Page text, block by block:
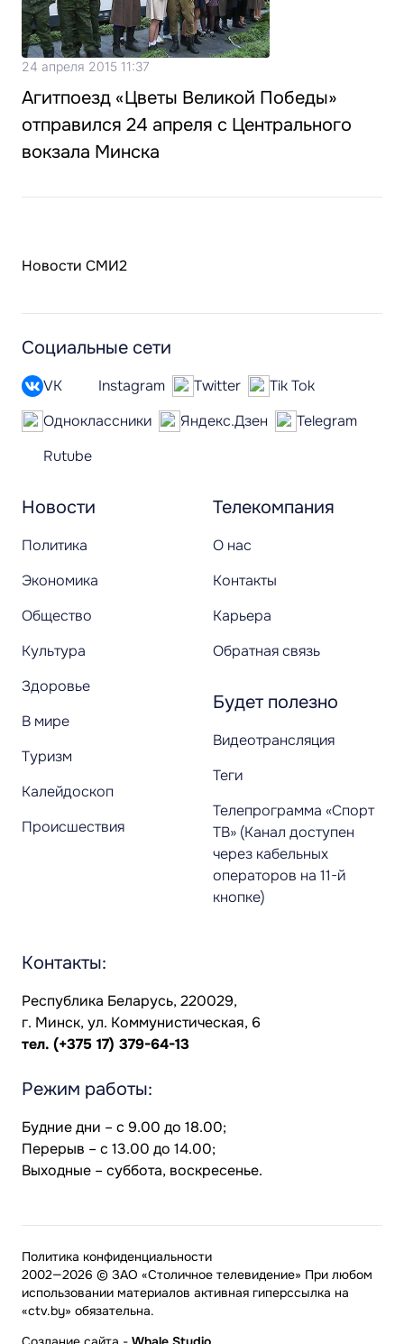
24 апреля 2015 11:37
Агитпоезд «Цветы Великой Победы»
отправился 24 апреля с Центрального
вокзала Минска
Новости СМИ2
Новости
Политика
Экономика
Общество
Культура
Здоровье
В мире
Туризм
Калейдоскоп
Происшествия
Телекомпания
О нас
Контакты
Карьера
Обратная связь
Будет полезно
Видеотрансляция
Теги
Телепрограмма «Спорт
ТВ» (Канал доступен
через кабельных
операторов на 11-й
кнопке)
Социальные сети
VK Instagram Twitter
Tik Tok
Одноклассники
Яндекс.Дзен
Telegram
Rutube
Контакты:
Республика Беларусь, 220029,
г. Минск, ул. Коммунистическая, 6
тел. (+375 17) 379-64-13
Режим работы:
Будние дни – с 9.00 до 18.00;
Перерыв – с 13.00 до 14.00;
Выходные – суббота, воскресенье.
2002—2026 © ЗАО «Столичное телевидение» При любом
использовании материалов активная гиперссылка на
«ctv.by» обязательна.
Политика конфиденциальности